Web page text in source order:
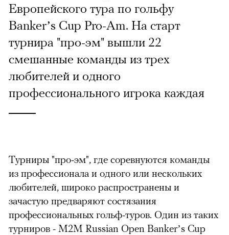
Европейского тура по гольфу
Banker’s Cup Pro-Am. На старт
турнира "про-эм" вышли 22
смешанные команды из трех
любителей и одного
профессионального игрока каждая
Турниры "про-эм", где соревнуются команды
из профессионала и одного или нескольких
любителей, широко распространены и
зачастую предваряют состязания
профессиональных гольф-туров. Один из таких
турниров - М2М Russian Open Banker’s Cup